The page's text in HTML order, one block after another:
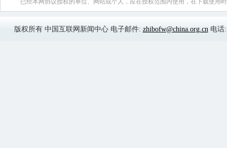
366亿美元。
售汇数据看，2016年1月份逆差694亿美